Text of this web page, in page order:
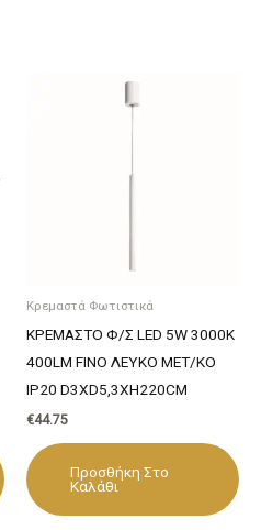
Κρεμαστά Φωτιστικά
ΚΡΕΜΑΣΤΟ Φ/Σ LED 5W 3000K
400LM FINO ΛΕΥΚΟ ΜΕΤ/ΚΟ
IP20 D3XD5,3XH220CM
€44.75
Προσθήκη Στο
Καλάθι